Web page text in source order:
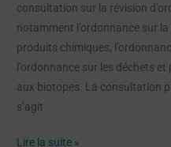
consultation sur la révision
notamment l’ordonnance sur
produits chimiques,
l’ordonnance sur les déchets
aux biotopes. La consultation
s’agit
plusieurs
ordonnances
environnementales
Lire la suite »